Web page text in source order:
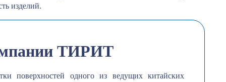
изделий.
ТИРИТ
поверхностей одного из ведущих китайских